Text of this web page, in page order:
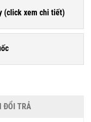
(click xem chi tiết)
ĐỔI TRẢ